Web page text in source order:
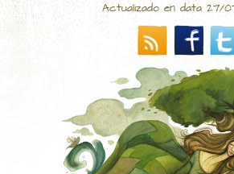
Actualizado en data 27/